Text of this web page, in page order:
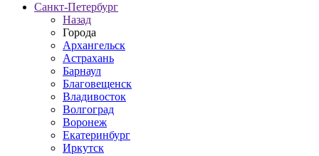
Санкт-Петербург
Назад
Города
Архангельск
Астрахань
Барнаул
Благовещенск
Владивосток
Волгоград
Воронеж
Екатеринбург
Иркутск